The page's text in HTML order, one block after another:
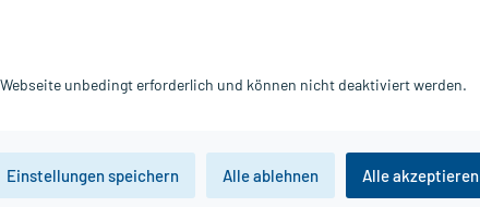
Jetzt Rezept einlösen
unbedingt erforderlich und können nicht deaktiviert werden.
Einstellungen speichern Alle ablehnen Alle akzeptieren